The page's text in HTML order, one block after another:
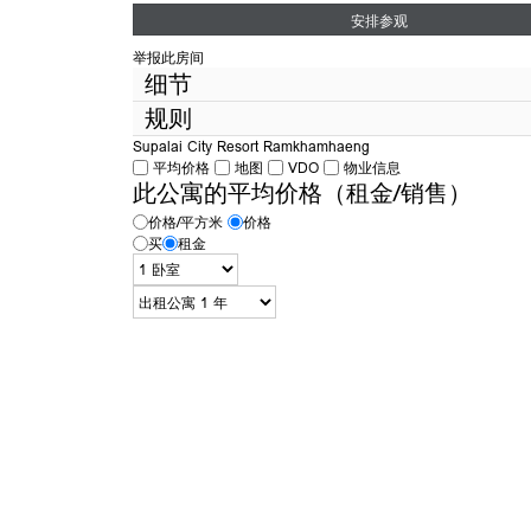
安排参观
举报此房间
细节
房间类型
面积
建筑
楼层
卧室
浴室
房间类型
规则
房间规则。出租Condothai
开房费 300 泰铢如果你喜欢和签约,这个房间开房费将从你的
扣除。但是如果不喜欢,这300泰铢就是开房的操作费了。
如果图像在https://www.condothai.co.th
全额退款 数量
开房前请选择真正感兴趣的房间,以免浪费双方时间。
Supalai City Resort Ramkhamhaeng
平均价格
地图 VDO 物业信息
此公寓的平均价格（租金/销售）
价格/平方米
价格
买
租金